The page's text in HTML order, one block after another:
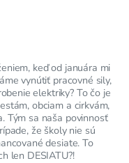
keď od januára mi
vynútiť pracovné sily,
elektriky? To čo je
obciam a cirkvám,
Tým sa naša povinnosť
že školy nie sú
desiate. To
len DESIATU?!